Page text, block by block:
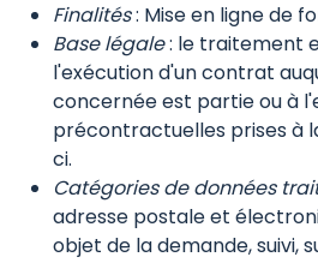
Finalités: Mise en ligne de
Base légale: le traitement
l'exécution d'un contrat
concernée est partie ou à
précontractuelles prises à
ci.
Catégories de données
adresse postale et
objet de la demande, suivi,